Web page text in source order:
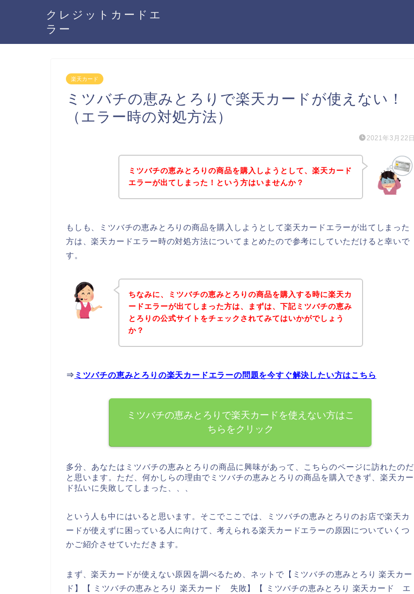
クレジットカードエ
ラー
楽天カード
ミツバチの恵みとろりで楽天カードが使えない！
（エラー時の対処方法）
2021年3月22日
ミツバチの恵みとろりの商品を購入しようとして、楽天カード
エラーが出てしまった！という方はいませんか？
もしも、ミツバチの恵みとろりの商品を購入しようとして楽天カードエラーが出てしまった
方は、楽天カードエラー時の対処方法についてまとめたので参考にしていただけると幸いで
す。
ちなみに、ミツバチの恵みとろりの商品を購入する時に楽天カ
ードエラーが出てしまった方は、まずは、下記ミツバチの恵み
とろりの公式サイトをチェックされてみてはいかがでしょう
か？
⇒ ミツバチの恵みとろりの楽天カードエラーの問題を今すぐ解決したい方はこちら
ミツバチの恵みとろりで楽天カードを使えない方はこ
ちらをクリック
多分、あなたはミツバチの恵みとろりの商品に興味があって、こちらのページに訪れたのだ
と思います。ただ、何かしらの理由でミツバチの恵みとろりの商品を購入できず、楽天カー
ド払いに失敗してしまった、、、
という人も中にはいると思います。そこでここでは、ミツバチの恵みとろりのお店で楽天カ
ードが使えずに困っている人に向けて、考えられる楽天カードエラーの原因についていくつ
かご紹介させていただきます。
まず、楽天カードが使えない原因を調べるため、ネットで【ミツバチの恵みとろり 楽天カー
ド】【 ミツバチの恵みとろり 楽天カード 失敗】【 ミツバチの恵みとろり 楽天カード エ